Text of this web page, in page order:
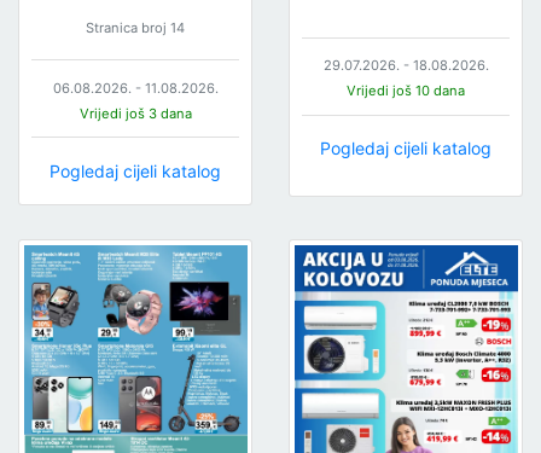
Stranica broj 14
06.08.2026. - 11.08.2026.
Vrijedi još 3 dana
Pogledaj cijeli katalog
29.07.2026. - 18.08.2026.
Vrijedi još 10 dana
Pogledaj cijeli katalog